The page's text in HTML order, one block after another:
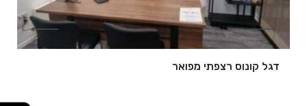
דגל קונוס רצפתי מפואר